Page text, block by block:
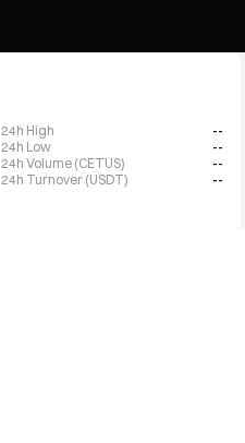
24h High
--
24h Low
--
24h Volume (CETUS)
--
24h Turnover (USDT)
--